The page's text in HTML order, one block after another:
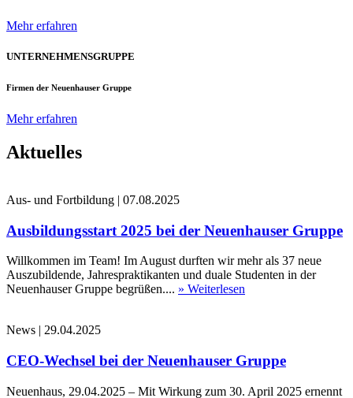
Mehr erfahren
UNTERNEHMENSGRUPPE
Firmen der Neuenhauser Gruppe
Mehr erfahren
Aktuelles
Aus- und Fortbildung | 07.08.2025
Ausbildungsstart 2025 bei der Neuenhauser Gruppe
Willkommen im Team! Im August durften wir mehr als 37 neue
Auszubildende, Jahrespraktikanten und duale Studenten in der
Neuenhauser Gruppe begrüßen.... » Weiterlesen
News | 29.04.2025
CEO-Wechsel bei der Neuenhauser Gruppe
Neuenhaus, 29.04.2025 – Mit Wirkung zum 30. April 2025 ernennt